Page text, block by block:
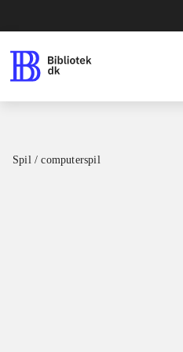
Spil / computerspil